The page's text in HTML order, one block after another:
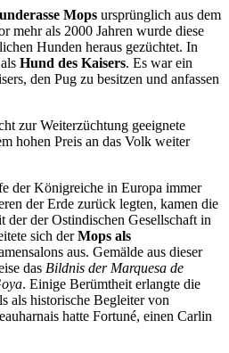
Mops ursprünglich aus dem
mehr als 2000 Jahren wurde diese
Hunden heraus gezüchtet. In
als Hund des Kaisers. Es war ein
den Pug zu besitzen und anfassen
zur Weiterzüchtung geeignete
hohen Preis an das Volk weiter
der Königreiche in Europa immer
der Erde zurück legten, kamen die
der der Ostindischen Gesellschaft in
sich derMops als
aus. Gemälde aus dieser
das Bildnis der Marquesa de
. Einige Berümtheit erlangte die
als historische Begleiter von
hatte Fortuné, einen Carlin